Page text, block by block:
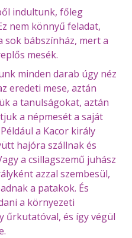
indultunk, főleg
nem könnyű feladat,
sok bábszínház, mert a
mesék.
minden darab úgy néz
eredeti mese, aztán
a tanulságokat, aztán
a népmesét a saját
a Kacor király
hajóra szállnak és
a csillagszemű juhász
azzal szembesül,
a patakok. És
a környezeti
űrkutatóval, és így végül